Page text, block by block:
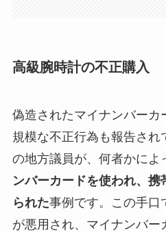
高級腕時計の不正購入
偽造されたマイナンバーカ
規模な不正行為も報告され
の地方議員が、何者かによ
ンバーカードを使われ、携
られた事例です。この手口
が悪用され、マイナンバー